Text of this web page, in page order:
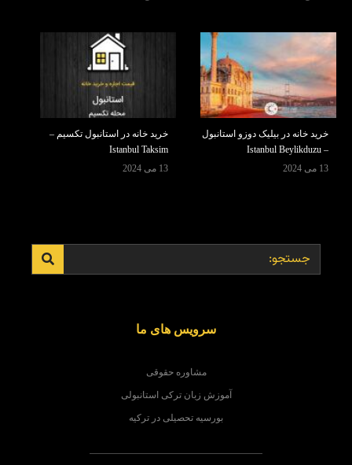
خرید خانه در بیلیک دوزو استانبول
– Istanbul Beylikduzu
13 می 2024
خرید خانه در استانبول تکسیم –
Istanbul Taksim
13 می 2024
سرویس های ما
مشاوره حقوقی
آموزش زبان ترکی استانبولی
بورسیه تحصیلی در ترکیه